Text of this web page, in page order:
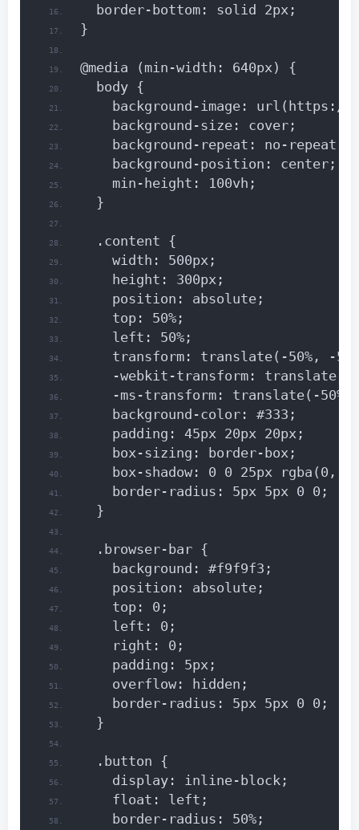
  border-bottom: solid 2px;
}
@media (min-width: 640px) {
  body {
background-image:
    background-size: cover;
    background-repeat: no-repeat;
    background-position: center;
    min-height: 100vh;
  }
  .content {
    width: 500px;
    height: 300px;
    position: absolute;
    top: 50%;
    left: 50%;
transform: translate(-50%, -
-webkit-transform: translate(-
-ms-transform: translate(-50%,
    background-color: #333;
    padding: 45px 20px 20px;
    box-sizing: border-box;
box-shadow: 0 0 25px rgba(0,
    border-radius: 5px 5px 0 0;
  }
  .browser-bar {
    background: #f9f9f3;
    position: absolute;
    top: 0;
    left: 0;
    right: 0;
    padding: 5px;
    overflow: hidden;
    border-radius: 5px 5px 0 0;
  }
  .button {
    display: inline-block;
    float: left;
    border-radius: 50%;